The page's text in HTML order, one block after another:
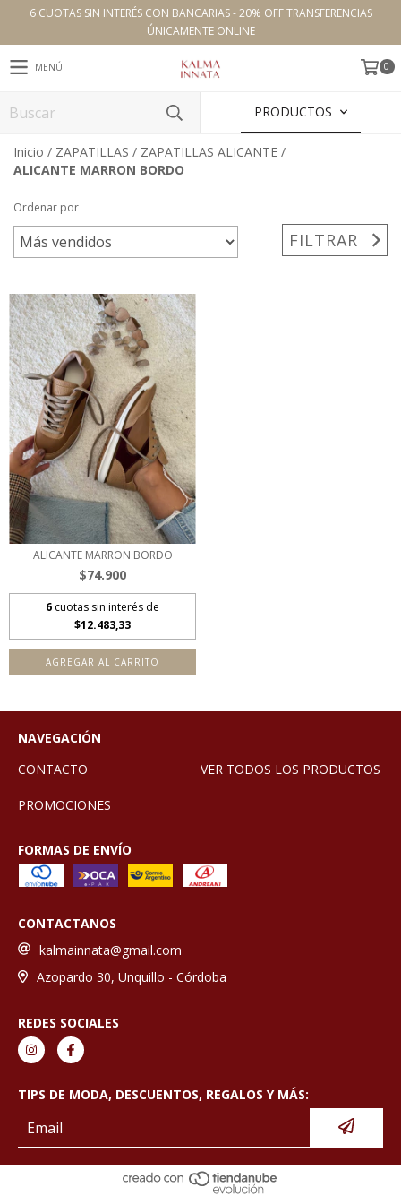
6 CUOTAS SIN INTERÉS CON BANCARIAS - 20% OFF TRANSFERENCIAS
ÚNICAMENTE ONLINE
MENÚ 0
PRODUCTOS
Inicio / ZAPATILLAS / ZAPATILLAS ALICANTE /
ALICANTE MARRON BORDO
Ordenar por
FILTRAR
ALICANTE MARRON BORDO
$74.900
6 cuotas sin interés de
$12.483,33
AGREGAR AL CARRITO
NAVEGACIÓN
CONTACTO
VER TODOS LOS PRODUCTOS
PROMOCIONES
FORMAS DE ENVÍO
CONTACTANOS
kalmainnata@gmail.com
Azopardo 30, Unquillo - Córdoba
REDES SOCIALES
TIPS DE MODA, DESCUENTOS, REGALOS Y MÁS: